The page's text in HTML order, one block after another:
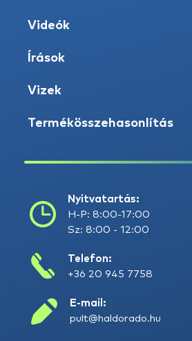
Videók
Írások
Vizek
Termékösszehasonlítás
Nyitvatartás:
H-P: 8:00-17:00
Sz: 8:00 - 12:00
Telefon:
+36 20 945 7758
E-mail:
pult@haldorado.hu